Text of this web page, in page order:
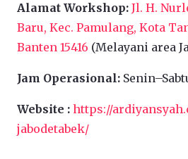
Alamat Workshop: Jl. H.
Baru, Kec. Pamulang, Kota
Banten 15416 (Melayani area
Jam Operasional:
Website : https://
jabodetabek/